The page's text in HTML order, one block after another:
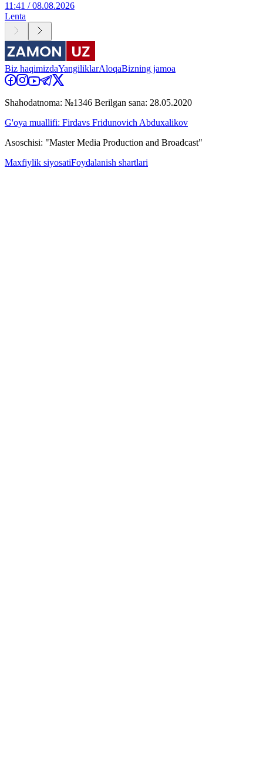
11:41 / 08.08.2026
Lenta
Biz haqimizdaYangiliklarAloqaBizning jamoa
Shahodatnoma: №1346 Berilgan sana: 28.05.2020
G'oya muallifi: Firdavs Fridunovich Abduxalikov
Asoschisi: "Master Media Production and Broadcast"
Maxfiylik siyosatiFoydalanish shartlari